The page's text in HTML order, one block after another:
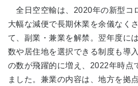
全日空空輸は、2020年の新型コ
大幅な減便で長期休業を余儀なく
て、副業・兼業を解禁。翌年度に
数や居住地を選択できる制度も導
の数が飛躍的に増え、2022年時点
ました。兼業の内容は、地方を拠